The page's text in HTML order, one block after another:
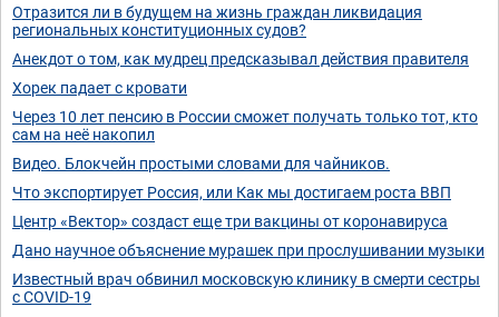
Отразится ли в будущем на жизнь граждан ликвидация
региональных конституционных судов?
Анекдот о том, как мудрец предсказывал действия правителя
Хорек падает с кровати
Через 10 лет пенсию в России сможет получать только тот, кто
сам на неё накопил
Видео. Блокчейн простыми словами для чайников.
Что экспортирует Россия, или Как мы достигаем роста ВВП
Центр «Вектор» создаст еще три вакцины от коронавируса
Дано научное объяснение мурашек при прослушивании музыки
Известный врач обвинил московскую клинику в смерти сестры
с COVID-19